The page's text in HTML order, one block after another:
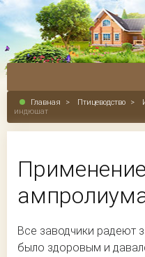
Главная > Птицеводство >
индюшат
Применение
Все заводчики радеют
было здоровым и